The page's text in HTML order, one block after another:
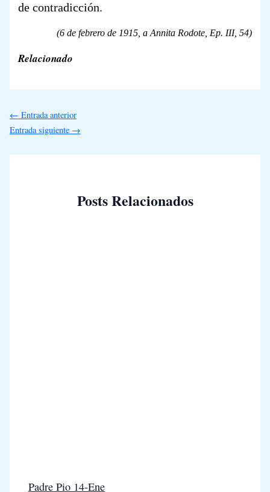
de contradicción.
(6 de febrero de 1915, a Annita Rodote, Ep. III, 54)
Relacionado
← Entrada anterior
Entrada siguiente →
Posts Relacionados
Padre Pio 14-Ene